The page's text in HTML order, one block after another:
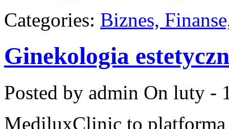
Categories: Biznes,
Ginekologia
Posted by admin On luty -
MediluxClinic to platforma